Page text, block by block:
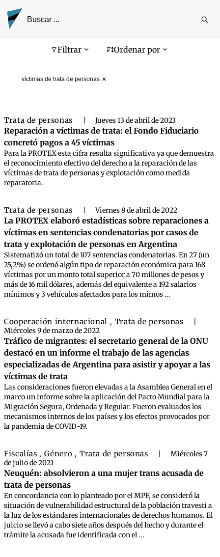
Filtrar Ordenar por
víctimas de trata de personas
Pantalla de búsqueda
Trata de personas Jueves 13 de abril de 2023
Reparación a víctimas de trata: el Fondo Fiduciario
concretó pagos a 45 víctimas
Para la PROTEX esta cifra resulta significativa ya que demuestra
el reconocimiento efectivo del derecho a la reparación de las
víctimas de trata de personas y explotación como medida
reparatoria.
Trata de personas Viernes 8 de abril de 2022
La PROTEX elaboró estadísticas sobre reparaciones a
víctimas en sentencias condenatorias por casos de
trata y explotación de personas en Argentina
Sistematizó un total de 107 sentencias condenatorias. En 27 (un
25,2%) se ordenó algún tipo de reparación económica para 168
víctimas por un monto total superior a 70 millones de pesos y
más de 16 mil dólares, además del equivalente a 192 salarios
mínimos y 3 vehículos afectados para los mimos ...
Cooperación internacional , Trata de personas
Miércoles 9 de marzo de 2022
Tráfico de migrantes: el secretario general de la ONU
destacó en un informe el trabajo de las agencias
especializadas de Argentina para asistir y apoyar a las
víctimas de trata
Las consideraciones fueron elevadas a la Asamblea General en el
marco un informe sobre la aplicación del Pacto Mundial para la
Migración Segura, Ordenada y Regular. Fueron evaluados los
mecanismos internos de los países y los efectos provocados por
la pandemia de COVID-19.
Fiscalías , Género , Trata de personas
Miércoles 7
de julio de 2021
Neuquén: absolvieron a una mujer trans acusada de
trata de personas
En concordancia con lo planteado por el MPF, se consideró la
situación de vulnerabilidad estructural de la población travesti a
la luz de los estándares internacionales de derechos humanos. El
juicio se llevó a cabo siete años después del hecho y durante el
trámite la acusada fue identificada con el ...